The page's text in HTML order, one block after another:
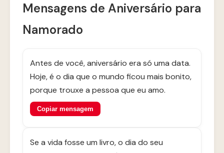
Mensagens de Aniversário para
Namorado
Antes de você, aniversário era só uma data.
Hoje, é o dia que o mundo ficou mais bonito,
porque trouxe a pessoa que eu amo.
Copiar mensagem
Se a vida fosse um livro, o dia do seu